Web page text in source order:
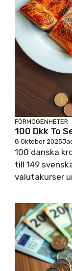
FÖRMÖGENHETER
100 Dkk To
8 Oktober 2025
100 danska
till 149
valutakurser